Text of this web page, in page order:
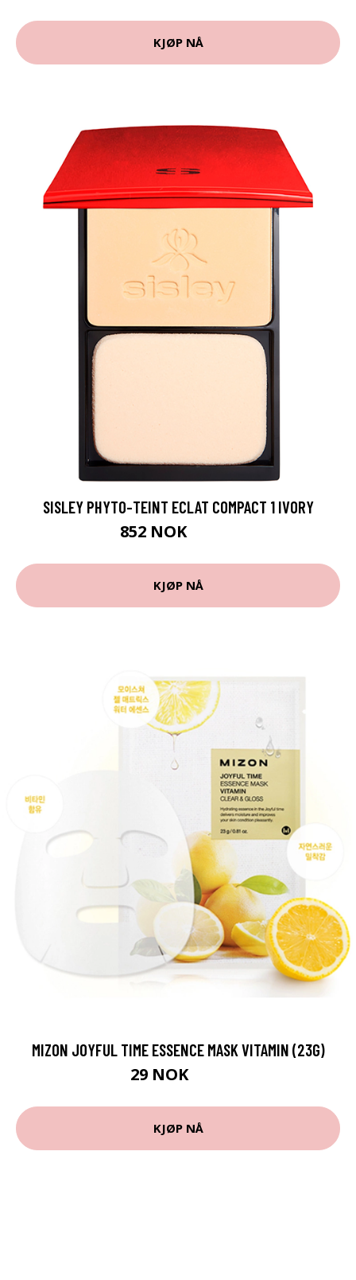
KJØP NÅ
SISLEY PHYTO-TEINT ECLAT COMPACT 1 IVORY
852 NOK
KJØP NÅ
MIZON JOYFUL TIME ESSENCE MASK VITAMIN (23G)
29 NOK
KJØP NÅ